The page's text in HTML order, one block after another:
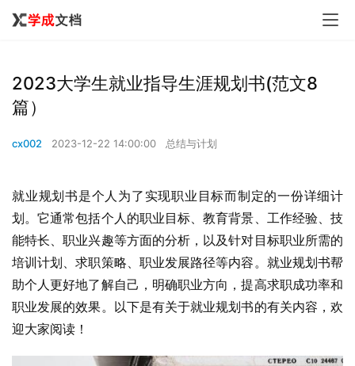
2023大学生就业指导生涯规划书(范文8
篇）
cx002 2023-12-22 14:00:00 总结与计划
就业规划书是个人为了实现职业目标而制定的一份详细计
划。它通常包括个人的职业目标、教育背景、工作经验、技
能特长、职业兴趣等方面的分析，以及针对目标职业所需的
培训计划、求职策略、职业发展路径等内容。就业规划书帮
助个人更好地了解自己，明确职业方向，提高求职成功率和
职业发展的效果。以下是有关于就业规划书的有关内容，欢
迎大家阅读！